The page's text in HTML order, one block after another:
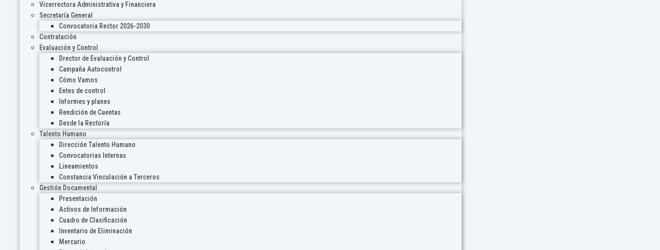
Vicerrectora Administrativa y Financiera
Secretaría General
Convocatoria Rector 2026-2030
Contratación
Evaluación y Control
Drector de Evaluación y Control
Campaña Autocontrol
Cómo Vamos
Entes de control
Informes y planes
Rendición de Cuentas
Desde la Rectoría
Talento Humano
Dirección Talento Humano
Convocatorias Internas
Lineamientos
Constancia Vinculación a Terceros
Gestión Documental
Presentación
Activos de Información
Cuadro de Clasificación
Inventario de Eliminación
Mercurio